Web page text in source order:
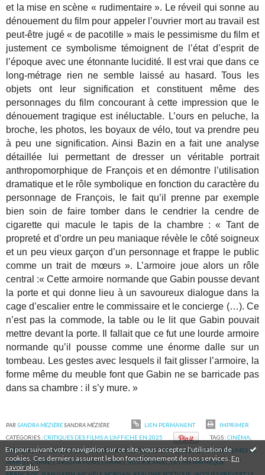
En poursuivant votre navigation sur ce site, vous acceptez l'utilisation de
cookies. Ces derniers assurent le bon fonctionnement de nos services. En
savoir plus.
et la mise en scène « rudimentaire ». Le réveil qui sonne au
dénouement du film pour appeler l’ouvrier mort au travail est
peut-être jugé « de pacotille » mais le pessimisme du film et
justement ce symbolisme témoignent de l’état d’esprit de
l’époque avec une étonnante lucidité. Il est vrai que dans ce
long-métrage rien ne semble laissé au hasard. Tous les
objets ont leur signification et constituent même des
personnages du film concourant à cette impression que le
dénouement tragique est inéluctable. L’ours en peluche, la
broche, les photos, les boyaux de vélo, tout va prendre peu
à peu une signification. Ainsi Bazin en a fait une analyse
détaillée lui permettant de dresser un véritable portrait
anthropomorphique de François et en démontre l’utilisation
dramatique et le rôle symbolique en fonction du caractère du
personnage de François, le fait qu’il prenne par exemple
bien soin de faire tomber dans le cendrier la cendre de
cigarette qui macule le tapis de la chambre : « Tant de
propreté et d’ordre un peu maniaque révèle le côté soigneux
et un peu vieux garçon d’un personnage et frappe le public
comme un trait de mœurs ». L’armoire joue alors un rôle
central :« Cette armoire normande que Gabin pousse devant
la porte et qui donne lieu à un savoureux dialogue dans la
cage d’escalier entre le commissaire et le concierge (…). Ce
n’est pas la commode, la table ou le lit que Gabin pouvait
mettre devant la porte. Il fallait que ce fut une lourde armoire
normande qu’il pousse comme une énorme dalle sur un
tombeau. Les gestes avec lesquels il fait glisser l’armoire, la
forme même du meuble font que Gabin ne se barricade pas
dans sa chambre : il s’y mure. »
PARSANDRA MÉZIÈRESANDRA MÉZIÈRE LIEN PERMANENT
IMPRIMER
CATÉGORIES :CRITIQUES DES FILMS A L'AFFICHE EN 2025 TAGS :CINÉMA
CRITIQUE,FILM,LE QUAI DES BRUMES,MARCEL CARNÉ,CRITIQUE LE QUAI DES BRUMES DE
MARCEL CARNÉ,CARLOTTA FILMS,CHANEL ,STUDIOCANAL,LA CINÉMATHÈQUE